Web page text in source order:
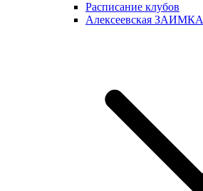
Расписание клубов
Алексеевская ЗАИМКА